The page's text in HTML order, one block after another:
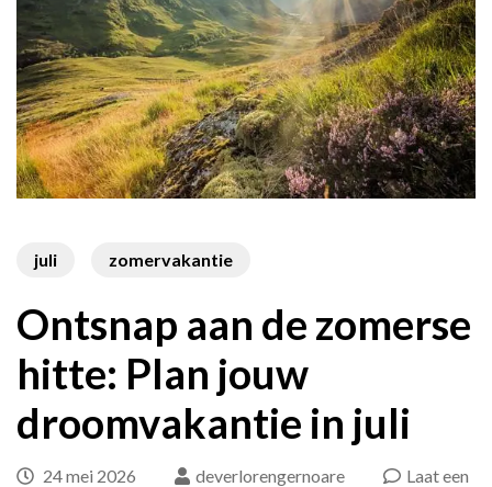
juli zomervakantie
Ontsnap aan de zomerse
hitte: Plan jouw
droomvakantie in juli
24 mei 2026 deverlorengernoare
Laat een